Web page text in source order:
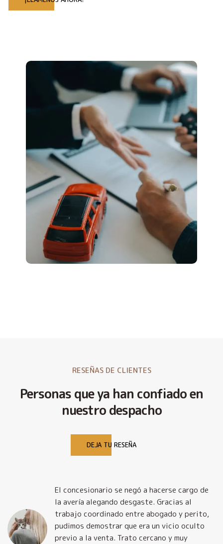
RESEÑAS DE CLIENTES
Personas que ya han confiado en
nuestro despacho
DEJA TU RESEÑA
El concesionario se negó a hacerse cargo de
la avería alegando desgaste. Gracias al
trabajo coordinado entre abogado y perito,
pudimos demostrar que era un vicio oculto
previo a la venta. Trato cercano y muy